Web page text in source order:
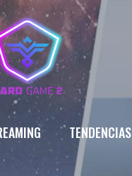
TENDENCIAS